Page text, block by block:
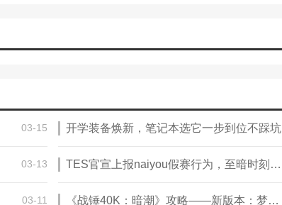
03-15 开学装备焕新，笔记本选它一步到位不踩坑
03-13 TES官宣上报naiyou假赛行为，至暗时刻的LPL堕入更深深渊
03-11 《战锤40K：暗潮》攻略——新版本：梦魇与幻景 现已正式上线